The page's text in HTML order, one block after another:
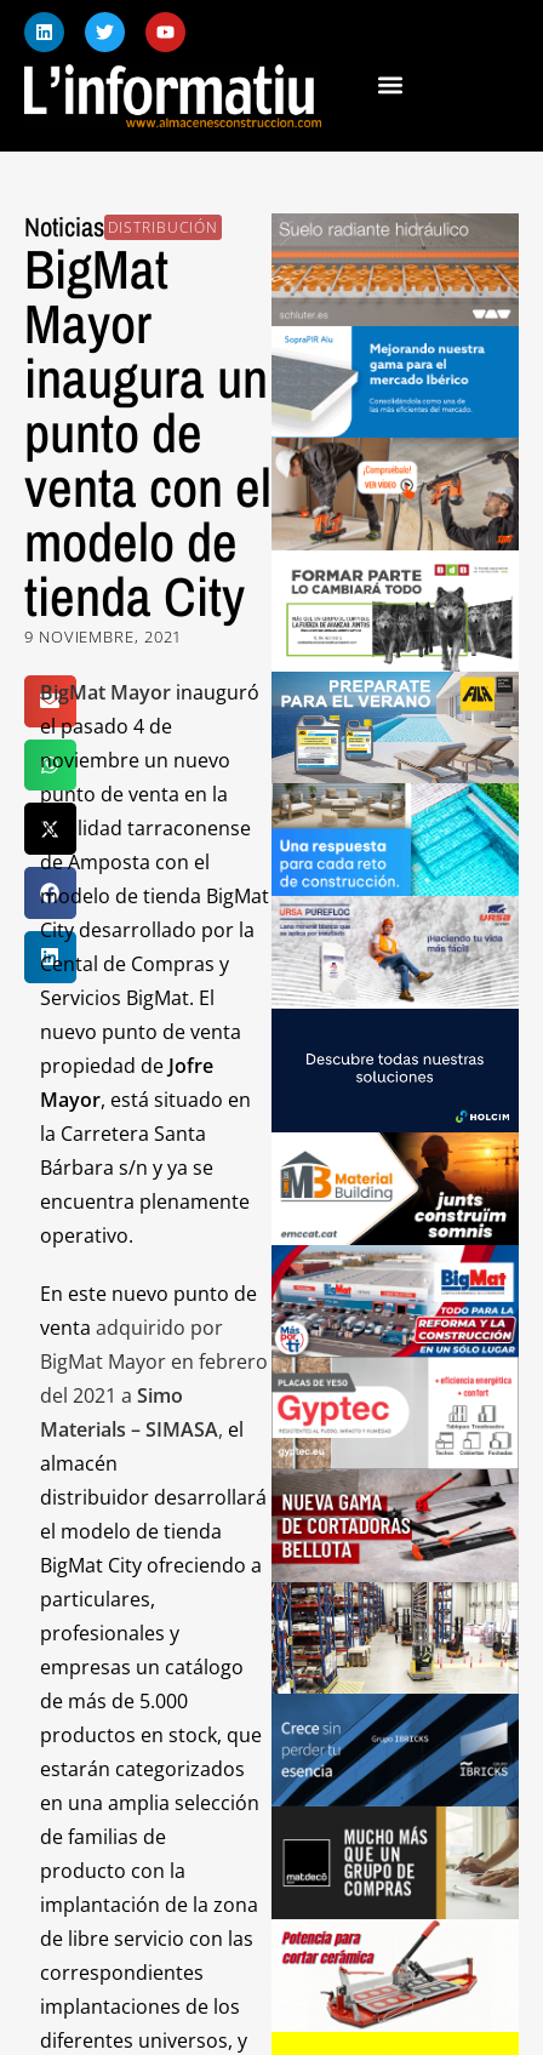
Noticias DISTRIBUCIÓN
BigMat
Mayor
inaugura un
punto de
venta con el
modelo de
tienda City
9 NOVIEMBRE, 2021
BigMat Mayor inauguró
el pasado 4 de
noviembre un nuevo
punto de venta en la
localidad tarraconense
de Amposta con el
modelo de tienda BigMat
City desarrollado por la
Cental de Compras y
Servicios BigMat. El
nuevo punto de venta
propiedad de Jofre
Mayor, está situado en
la Carretera Santa
Bárbara s/n y ya se
encuentra plenamente
operativo.
En este nuevo punto de
ventaadquirido por
BigMat Mayor en febrero
del 2021 aSimo
Materials – SIMASA, el
almacén
distribuidor desarrollará
el modelo de tienda
BigMat City ofreciendo a
particulares,
profesionales y
empresas un catálogo
de más de 5.000
productos en stock, que
estarán categorizados
en una amplia selección
de familias de
producto con la
implantación de la zona
de libre servicio con las
correspondientes
implantaciones de los
diferentes universos, y